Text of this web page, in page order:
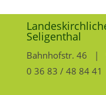
Seligenthal
Bahnhofstr. 46 |
0 36 83 / 48 84 41